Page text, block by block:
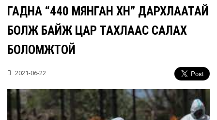
ГАДНА “440 МЯНГАН ХҮН” ДАРХЛААТАЙ
БОЛЖ БАЙЖ ЦАР ТАХЛААС САЛАХ
БОЛОМЖТОЙ
2021-06-22